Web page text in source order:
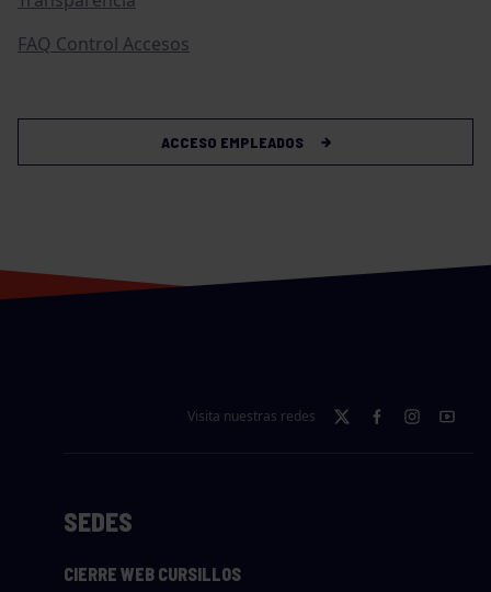
FAQ Control Accesos
ACCESO EMPLEADOS
Visita nuestras redes
SEDES
CIERRE WEB CURSILLOS